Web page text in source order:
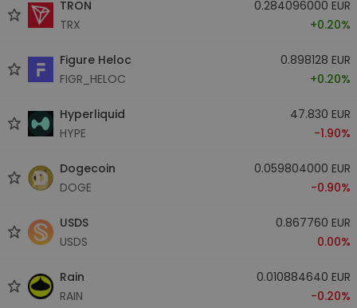
TRON
TRX
0.284096000 EUR
+0.20%
Figure Heloc
FIGR_HELOC
0.898128 EUR
+0.20%
Hyperliquid
HYPE
47.830 EUR
-1.90%
Dogecoin
DOGE
0.059804000 EUR
-0.90%
USDS
USDS
0.867760 EUR
0.00%
Rain
RAIN
0.010884640 EUR
-0.20%